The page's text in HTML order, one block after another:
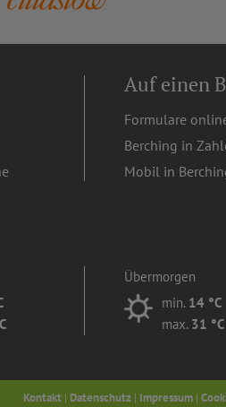
Auf einen
Formulare
Berching in
Mobil in
Übermorgen
min. 14 °C
max. 31 °C
Kontakt | Datenschutz | Impressum |